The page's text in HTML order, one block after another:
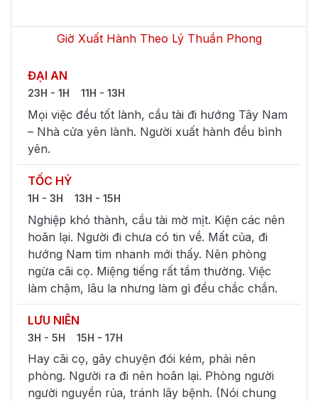
Giờ Xuất Hành Theo Lý Thuần Phong
ĐẠI AN
23H - 1H 11H - 13H
Mọi việc đều tốt lành, cầu tài đi hướng Tây Nam
– Nhà cửa yên lành. Người xuất hành đều bình
yên.
TỐC HỶ
1H - 3H 13H - 15H
Nghiệp khó thành, cầu tài mờ mịt. Kiện các nên
hoãn lại. Người đi chưa có tin về. Mất của, đi
hướng Nam tìm nhanh mới thấy. Nên phòng
ngừa cãi cọ. Miệng tiếng rất tầm thường. Việc
làm chậm, lâu la nhưng làm gì đều chắc chắn.
LƯU NIÊN
3H - 5H 15H - 17H
Hay cãi cọ, gây chuyện đói kém, phải nên
phòng. Người ra đi nên hoãn lại. Phòng người
người nguyền rủa, tránh lây bệnh. (Nói chung